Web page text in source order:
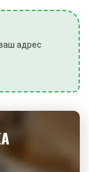
адрес